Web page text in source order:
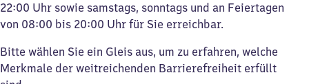
22:00 Uhr sowie samstags, sonntags und an Feiertagen
von 08:00 bis 20:00 Uhr für Sie erreichbar.
Bitte wählen Sie ein Gleis aus, um zu erfahren, welche
Merkmale der weitreichenden Barrierefreiheit erfüllt